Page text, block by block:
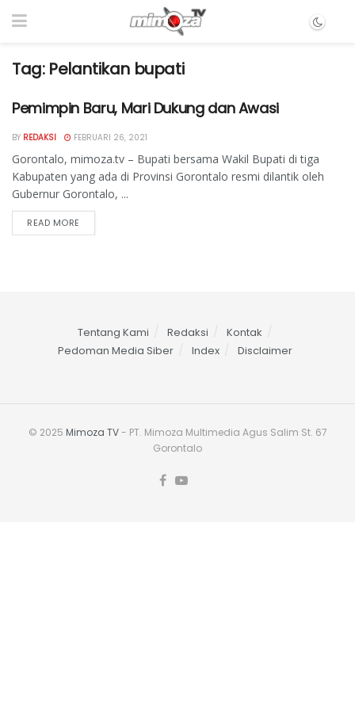
Tag: Pelantikan bupati
Pemimpin Baru, Mari Dukung dan Awasi
BY REDAKSI FEBRUARI 26, 2021
Gorontalo, mimoza.tv – Bupati bersama Wakil Bupati di tiga
Kabupaten yang ada di Provinsi Gorontalo resmi dilantik oleh
Gubernur Gorontalo, ...
READ MORE
Tentang Kami Redaksi
Kontak
Pedoman Media Siber
Index Disclaimer
© 2025 Mimoza TV- PT. Mimoza Multimedia Agus Salim St. 67
Gorontalo